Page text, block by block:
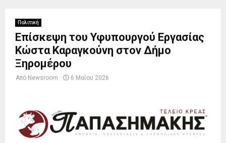
Πολιτική
Επίσκεψη του Υφυπουργού Εργασίας
Κώστα Καραγκούνη στον Δήμο
Ξηρομέρου
Από Newsroom 6 Μαΐου 2026